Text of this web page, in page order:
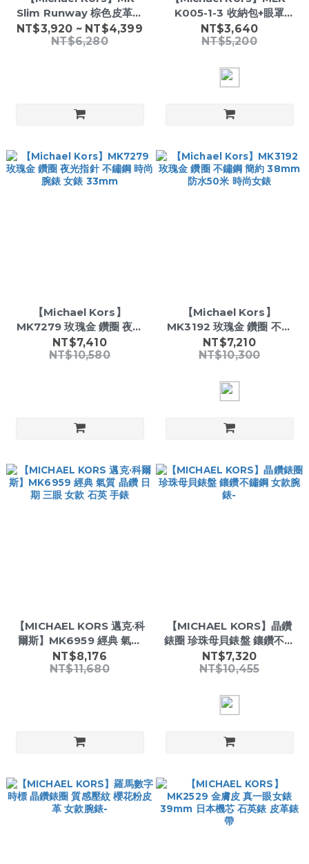
Slim Runway 棕色皮革手
錶- 風采知性皮革時尚腕錶-
NT$3,920 ~ NT$4,399
NT$6,280
K005-1-3 收納包+眼罩
+airpods pro 保護套 吊飾
禮盒
NT$3,640
NT$5,200
【Michael Kors】
MK7279 玫瑰金 鑽圈 夜光
指針 不鏽鋼 時尚腕錶 女錶
33mm
NT$7,410
NT$10,580
【Michael Kors】
MK3192 玫瑰金 鑽圈 不鏽
鋼 簡約 38mm 防水50米
時尚女錶
NT$7,210
NT$10,300
【MICHAEL KORS 邁克·科
爾斯】MK6959 經典 氣質
晶鑽 日期 三眼 女款 石英 手
錶
NT$8,176
NT$11,680
【MICHAEL KORS】晶鑽
錶圈 珍珠母貝錶盤 鑲鑽不鏽
鋼 女款腕錶-
NT$7,320
NT$10,455